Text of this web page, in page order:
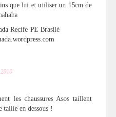
que lui et utiliser un 15cm de
Recife-PE Brasilé
les chaussures Asos taillent
taille en dessous !